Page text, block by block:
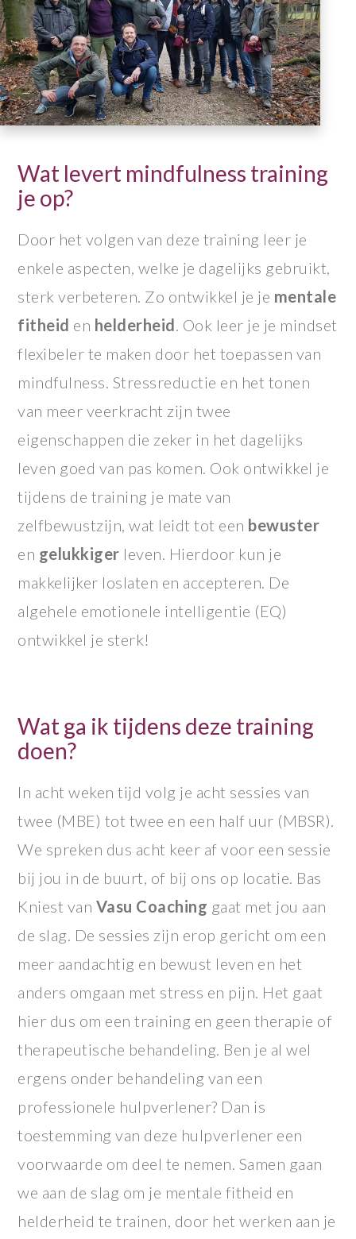
Wat levert mindfulness training
je op?
Door het volgen van deze training leer je
enkele aspecten, welke je dagelijks gebruikt,
sterk verbeteren. Zo ontwikkel je je mentale
fitheid en helderheid. Ook leer je je mindset
flexibeler te maken door het toepassen van
mindfulness. Stressreductie en het tonen
van meer veerkracht zijn twee
eigenschappen die zeker in het dagelijks
leven goed van pas komen. Ook ontwikkel je
tijdens de training je mate van
zelfbewustzijn, wat leidt tot een bewuster
en gelukkiger leven. Hierdoor kun je
makkelijker loslaten en accepteren. De
algehele emotionele intelligentie (EQ)
ontwikkel je sterk!
Wat ga ik tijdens deze training
doen?
In acht weken tijd volg je acht sessies van
twee (MBE) tot twee en een half uur (MBSR).
We spreken dus acht keer af voor een sessie
bij jou in de buurt, of bij ons op locatie. Bas
Kniest van Vasu Coaching gaat met jou aan
de slag. De sessies zijn erop gericht om een
meer aandachtig en bewust leven en het
anders omgaan met stress en pijn. Het gaat
hier dus om een training en geen therapie of
therapeutische behandeling. Ben je al wel
ergens onder behandeling van een
professionele hulpverlener? Dan is
toestemming van deze hulpverlener een
voorwaarde om deel te nemen. Samen gaan
we aan de slag om je mentale fitheid en
helderheid te trainen, door het werken aan je